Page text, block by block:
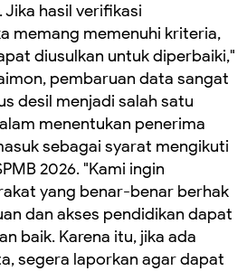
Jika hasil verifikasi
memang memenuhi kriteria,
diusulkan untuk diperbaiki,"
pembaruan data sangat
desil menjadi salah satu
menentukan penerima
sebagai syarat mengikuti
2026. "Kami ingin
yang benar-benar berhak
dan akses pendidikan dapat
baik. Karena itu, jika ada
segera laporkan agar dapat